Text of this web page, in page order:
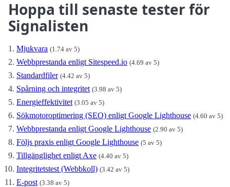
Hoppa till senaste tester för
Signalisten
Mjukvara (1.74 av 5)
Webbprestanda enligt Sitespeed.io (4.69 av 5)
Standardfiler (4.42 av 5)
Spårning och integritet (3.98 av 5)
Energieffektivitet (3.05 av 5)
Sökmotoroptimering (SEO) enligt Google Lighthouse (4.60 av 5)
Webbprestanda enligt Google Lighthouse (2.90 av 5)
Följs praxis enligt Google Lighthouse (5 av 5)
Tillgänglighet enligt Axe (4.40 av 5)
Integritetstest (Webbkoll) (3.42 av 5)
E-post (3.38 av 5)